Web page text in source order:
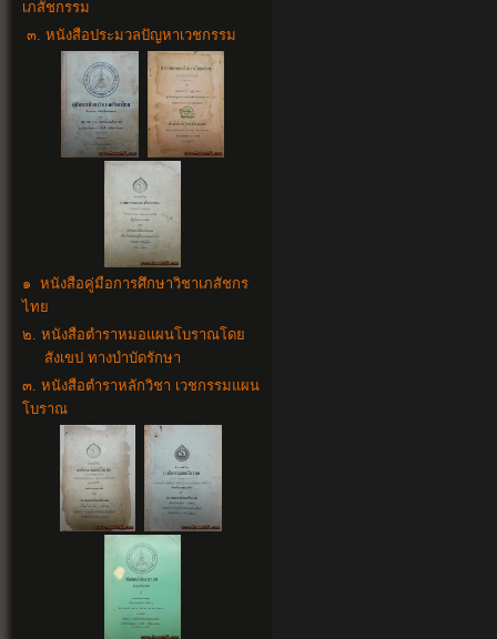
เภสัชกรรม
๓. หนังสือประมวลปัญหาเวชกรรม
๑ หนังสือคู่มือการศึกษาวิชาเภสัชกร
ไทย
๒. หนังสือตำราหมอแผนโบราณโดย
สังเขป ทางบำบัดรักษา
๓. หนังสือตำราหลักวิชา เวชกรรมแผน
โบราณ